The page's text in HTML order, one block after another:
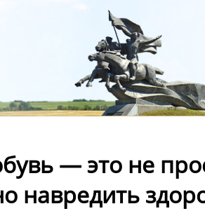
— это не
навредить